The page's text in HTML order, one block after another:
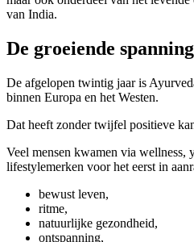
van India.
De groeiende
De afgelopen twintig jaar is
binnen Europa en het Westen.
Dat heeft zonder twijfel positieve
Veel mensen kwamen via wellness,
lifestylemerken voor het eerst in
bewust leven,
ritme,
natuurlijke gezondheid,
ontspanning,